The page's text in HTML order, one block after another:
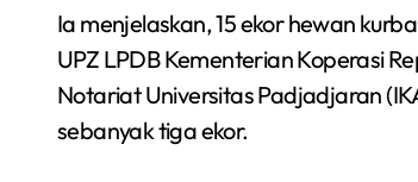
Ia menjelaskan, 15 ekor hewan
UPZ LPDB Kementerian Koperasi
Notariat Universitas Padjadjaran
sebanyak tiga ekor.